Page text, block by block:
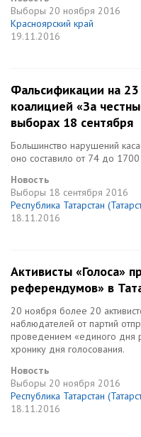
Выборы 20 ноября 2016
Красноярский край
19.11.2016
Фальсификации на
коалицией «За
выборах 18 сентября
Большинство нарушений
оно составило от 74 до 1700
Новость
Выборы 18 сентября 2016
Республика Татарстан
18.11.2016
Активисты «Голоса»
референдумов» в
20 ноября более 20
наблюдателей от партий
проведением «единого дня
хронику дня голосования.
Новость
Выборы 20 ноября 2016
Республика Татарстан
18.11.2016